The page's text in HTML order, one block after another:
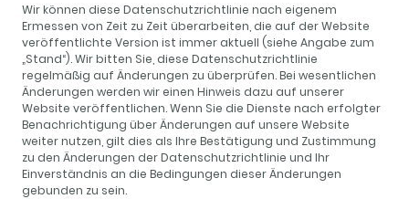
Wir können diese Datenschutzrichtlinie nach eigenem
Ermessen von Zeit zu Zeit überarbeiten, die auf der Website
veröffentlichte Version ist immer aktuell (siehe Angabe zum
„Stand“). Wir bitten Sie, diese Datenschutzrichtlinie
regelmäßig auf Änderungen zu überprüfen. Bei wesentlichen
Änderungen werden wir einen Hinweis dazu auf unserer
Website veröffentlichen. Wenn Sie die Dienste nach erfolgter
Benachrichtigung über Änderungen auf unsere Website
weiter nutzen, gilt dies als Ihre Bestätigung und Zustimmung
zu den Änderungen der Datenschutzrichtlinie und Ihr
Einverständnis an die Bedingungen dieser Änderungen
gebunden zu sein.